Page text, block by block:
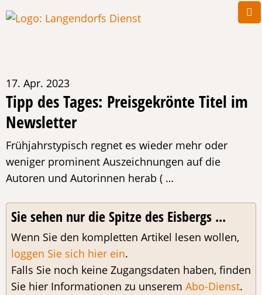
17. Apr. 2023
Tipp des Tages: Preisgekrönte Titel im
Newsletter
Frühjahrstypisch regnet es wieder mehr oder
weniger prominent Auszeichnungen auf die
Autoren und Autorinnen herab ( …
Sie sehen nur die Spitze des Eisbergs ...
Wenn Sie den kompletten Artikel lesen wollen,
loggen Sie sich hier ein.
Falls Sie noch keine Zugangsdaten haben, finden
Sie hier Informationen zu unserem Abo-Dienst.